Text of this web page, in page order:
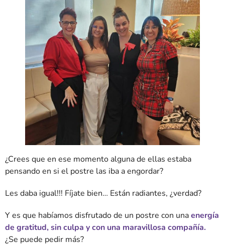
¿Crees que en ese momento alguna de ellas estaba
pensando en si el postre las iba a engordar?
Les daba igual!!! Fíjate bien… Están radiantes, ¿verdad?
Y es que habíamos disfrutado de un postre con unaenergía
de gratitud, sin culpa y con una maravillosa compañía.
¿Se puede pedir más?